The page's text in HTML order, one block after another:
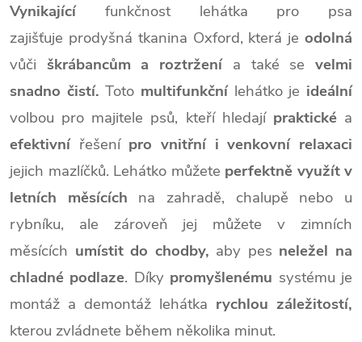
Vynikajícífunkčnost lehátka pro psa
zajišťuje prodyšná tkanina Oxford, která je odolná
vůči škrábancům a roztržení a také se velmi
snadno čistí.Toto multifunkčnílehátko je ideální
volbou pro majitele psů, kteří hledají praktickéa
efektivnířešení pro vnitřní i venkovní relaxaci
jejich mazlíčků. Lehátko můžete perfektně využít v
letních měsících na zahradě, chalupě nebo u
rybníku, ale zároveň jej můžete v zimních
měsících umístit do chodby, aby pes neležel na
chladné podlaze. Díky promyšlenému systému je
montáž a demontáž lehátka rychlou záležitostí,
kterou zvládnete během několika minut.